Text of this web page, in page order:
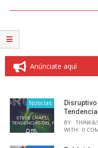
Anúnciate aquí
Noticias
Disruptivo
BY:
WITH: 0